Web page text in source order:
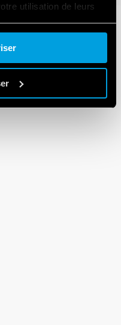
utilisation de leurs